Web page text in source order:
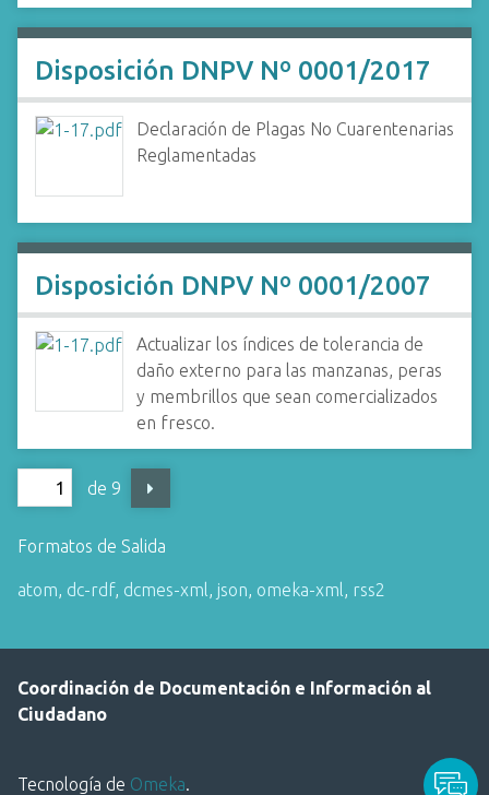
Disposición DNPV Nº 0001/2017
Declaración de Plagas No Cuarentenarias
Reglamentadas
Disposición DNPV Nº 0001/2007
Actualizar los índices de tolerancia de
daño externo para las manzanas, peras
y membrillos que sean comercializados
en fresco.
de 9
Formatos de Salida
atom, dc-rdf, dcmes-xml, json, omeka-xml, rss2
Coordinación de Documentación e Información al
Ciudadano
Tecnología de Omeka.